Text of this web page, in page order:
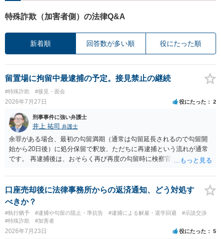
特殊詐欺（加害者側）の法律Q&A
新着順 回答数が多い順 役にたった順
留置場に拘留中最逮捕の予定。接見禁止の継続
#特殊詐欺 #接見・面会
2026年7月27日 役にたった 2
刑事事件に強い弁護士
井上 祐司 弁護士
余罪がある場合、最初の勾留満期（通常は勾留延長されるので勾留開
始から20日後）に処分保留で釈放、ただちに再逮捕という流れが通常
です。 再逮捕後は、おそらく再び再度の勾留時に検察官が接見禁止を
口座売却後に法律事務所からの返済通知、どう対処す
べきか？
#執行猶予 #逮捕や勾留の阻止・準抗告 #逮捕による解雇・退学回避
#示談交渉
#特殊詐欺
#加害者
2026年7月23日 役にたった 5